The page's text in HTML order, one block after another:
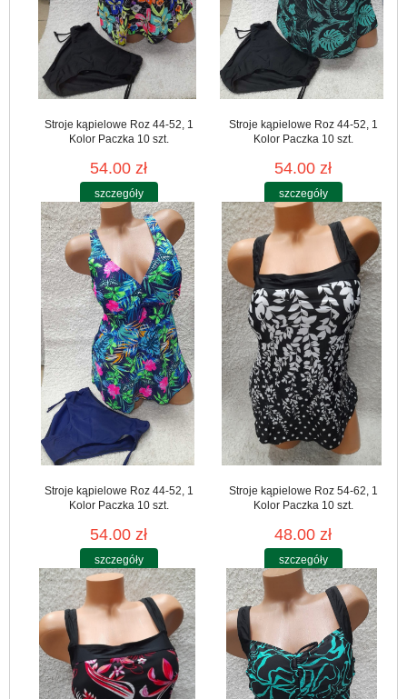
Stroje kąpielowe Roz 44-52, 1
Kolor Paczka 10 szt.
54.00 zł
szczegóły
Stroje kąpielowe Roz 44-52, 1
Kolor Paczka 10 szt.
54.00 zł
szczegóły
Stroje kąpielowe Roz 44-52, 1
Kolor Paczka 10 szt.
54.00 zł
szczegóły
Stroje kąpielowe Roz 54-62, 1
Kolor Paczka 10 szt.
48.00 zł
szczegóły